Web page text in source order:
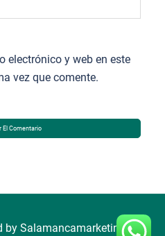
electrónico y web en este
vez que comente.
by Salamancamarketing